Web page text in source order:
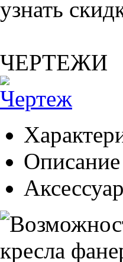
узнать
ЧЕРТЕЖИ
Описание